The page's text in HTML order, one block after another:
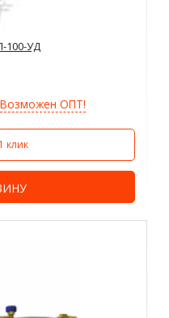
100-УД
Возможен ОПТ!
клик